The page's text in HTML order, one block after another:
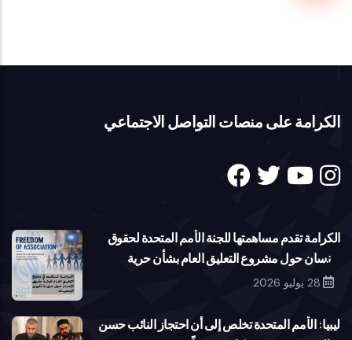
الكرامة على منصات التواصل الاجتماعي
الكرامة تقدم مساهمتها للجنة الأمم المتحدة لحقوق
الإنسان حول مشروع التعليق العام بشأن حرية
تكوين الجمعيات
28 يوليو 2026
ليبيا: الأمم المتحدة تخلص إلى أن احتجاز النائب حسن